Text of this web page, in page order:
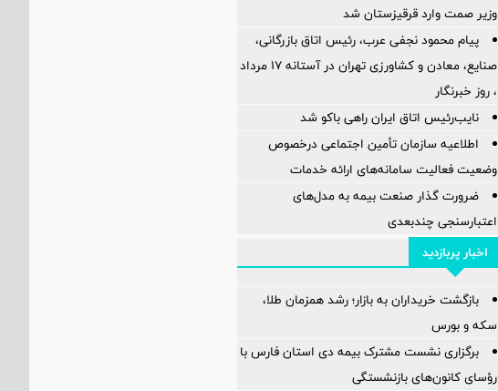
وزیر صمت وارد قرقیزستان شد
پیام محمود نجفی عرب، رئیس اتاق بازرگانی،
صنایع، معادن و کشاورزی تهران در آستانه 17 مرداد
، روز خبرنگار
نایب‌رئیس اتاق ایران راهی باکو شد
اطلاعیه سازمان تأمین اجتماعی درخصوص
وضعیت فعالیت سامانه‌های ارائه خدمات
ضرورت گذار صنعت بیمه به مدل‌های
اعتبارسنجی چندبعدی
اخبار پربازدید
بازگشت خریداران به بازار؛ رشد همزمان طلا،
سکه و بورس
برگزاری نشست مشترک بیمه دی استان فارس با
رؤسای کانون‌های بازنشستگی